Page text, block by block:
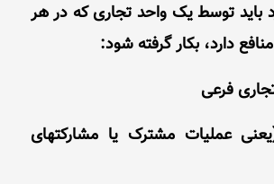
باید توسط یک واحد تجاری که در هر
دارد، بکار گرفته شود:
فرعی
عملیات مشترک یا مشارکتهای